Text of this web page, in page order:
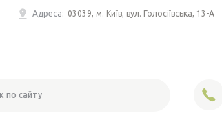
Адреса: 03039, м. Київ, вул. Голосіївська, 13-А